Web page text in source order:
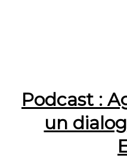
Podcast :
un